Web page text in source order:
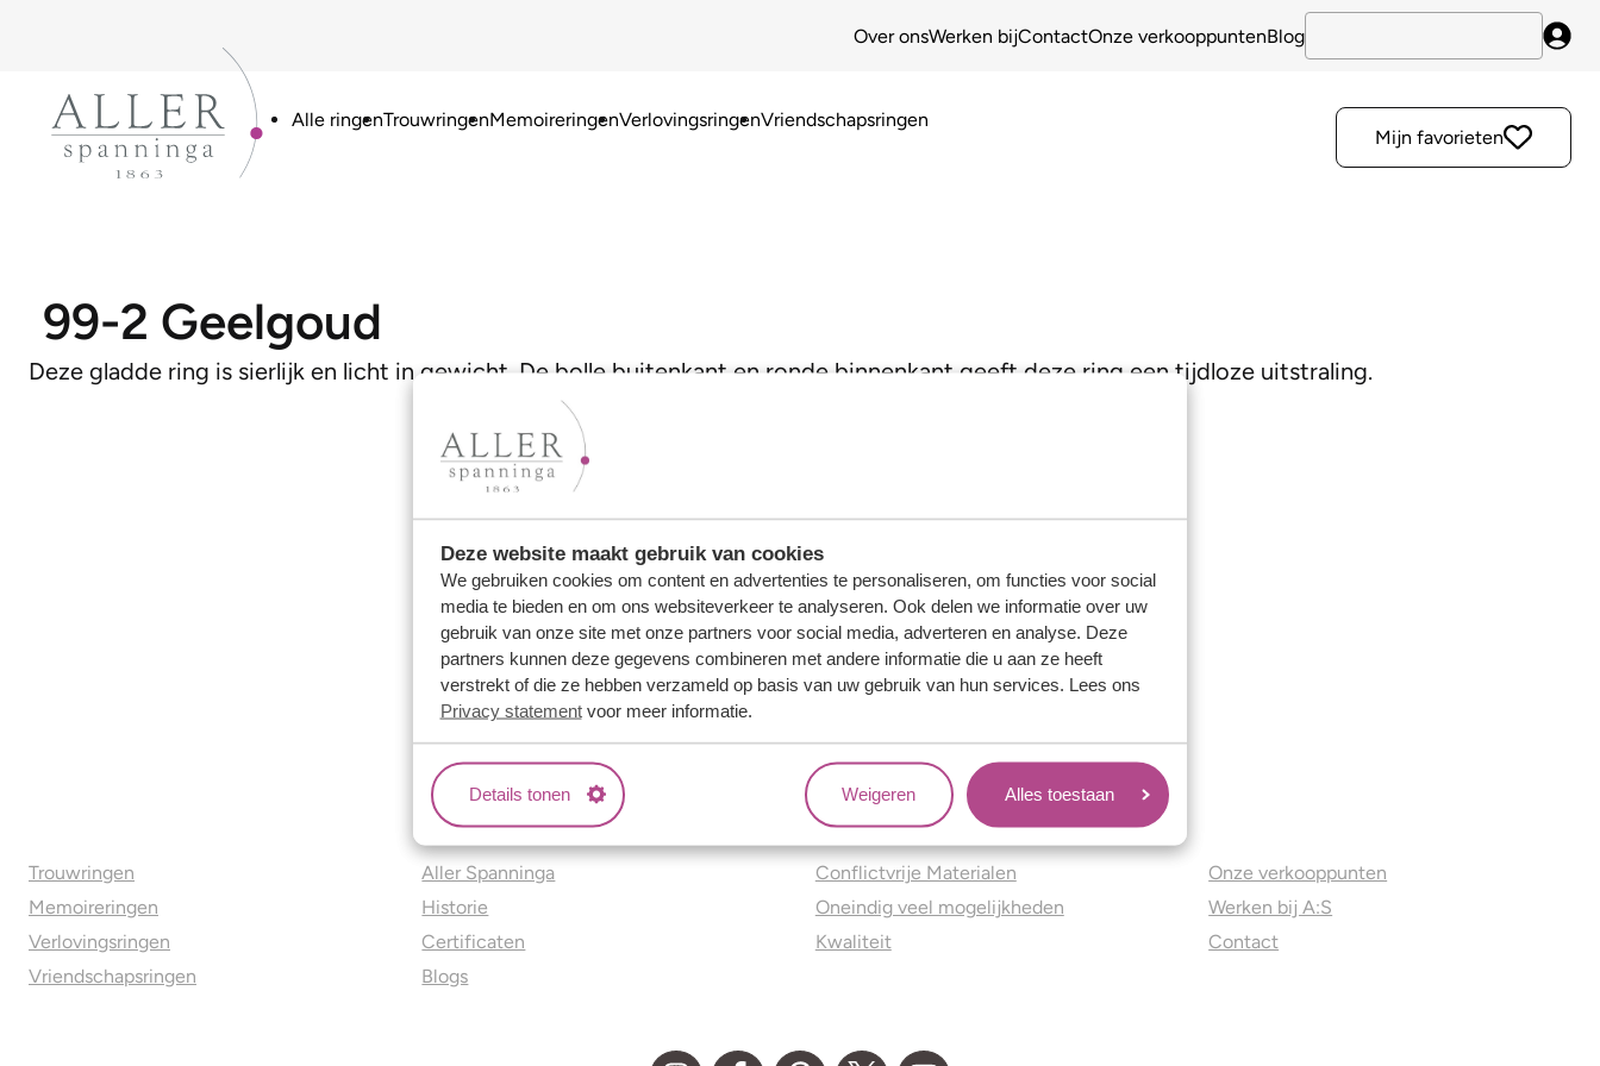
Deze website maakt gebruik van cookies
We gebruiken cookies om content en advertenties te personaliseren, om functies voor social
media te bieden en om ons websiteverkeer te analyseren. Ook delen we informatie over uw
gebruik van onze site met onze partners voor social media, adverteren en analyse. Deze
partners kunnen deze gegevens combineren met andere informatie die u aan ze heeft
verstrekt of die ze hebben verzameld op basis van uw gebruik van hun services. Lees ons
Privacy statementvoor meer informatie.
Details tonen Weigeren Alles toestaan
Over onsWerken bijContactOnze verkooppuntenBlog
Alle ringenTrouwringenMemoireringenVerlovingsringenVriendschapsringen
Mijn favorieten
99-2 Geelgoud
Deze gladde ring is sierlijk en licht in gewicht. De bolle buitenkant en ronde binnenkant geeft deze ring een tijdloze uitstraling.
Trouwringen
Memoireringen
Verlovingsringen
Vriendschapsringen
Over ons
Aller Spanninga
Historie
Certificaten
Blogs
Jouw voordelen
Conflictvrije Materialen
Oneindig veel mogelijkheden
Kwaliteit
Onze verkooppunten
Werken bij A:S
Contact